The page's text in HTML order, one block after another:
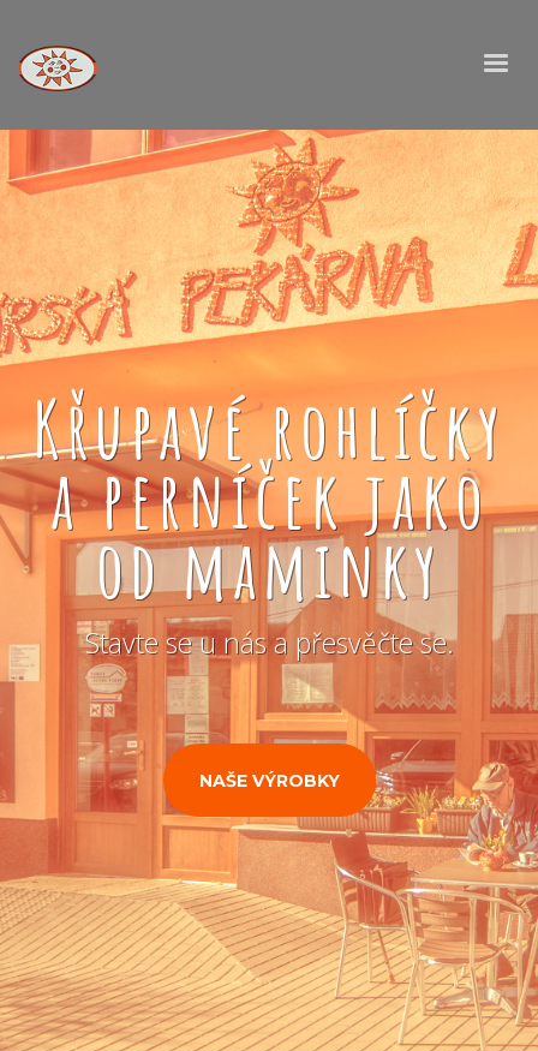
Křupavé rohlíčky
a perníček jako
od maminky
Stavte se u nás a přesvěčte se.
NAŠE VÝROBKY